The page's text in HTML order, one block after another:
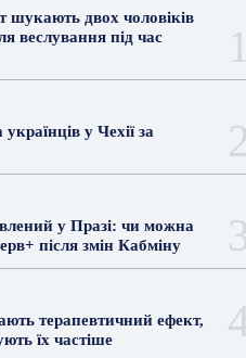
шукають двох чоловіків
веслування під час
у Чехії за
у Празі: чи можна
після змін Кабміну
терапевтичний ефект,
їх частіше